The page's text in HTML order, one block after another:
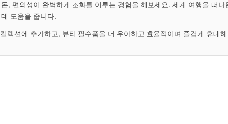
, 편의성이 완벽하게 조화를 이루는 경험을 해보세요. 세계 여행을 떠나
도움을 줍니다.
렉션에 추가하고, 뷰티 필수품을 더 우아하고 효율적이며 즐겁게 휴대